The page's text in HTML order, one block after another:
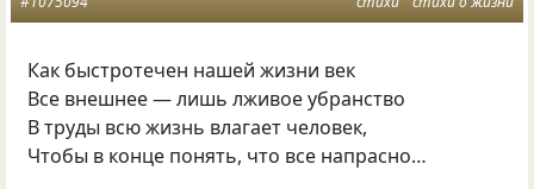
Как быстротечен нашей жизни век
Все внешнее — лишь лживое убранство
В труды всю жизнь влагает человек,
Чтобы в конце понять, что все напрасно…